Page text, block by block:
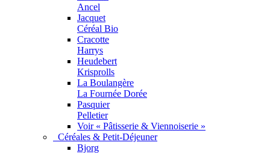
Ancel
Jacquet
Céréal Bio
Cracotte
Harrys
Heudebert
Krisprolls
La Boulangère
La Fournée Dorée
Pasquier
Pelletier
Voir « Pâtisserie & Viennoiserie »
Céréales & Petit-Déjeuner
Bjorg